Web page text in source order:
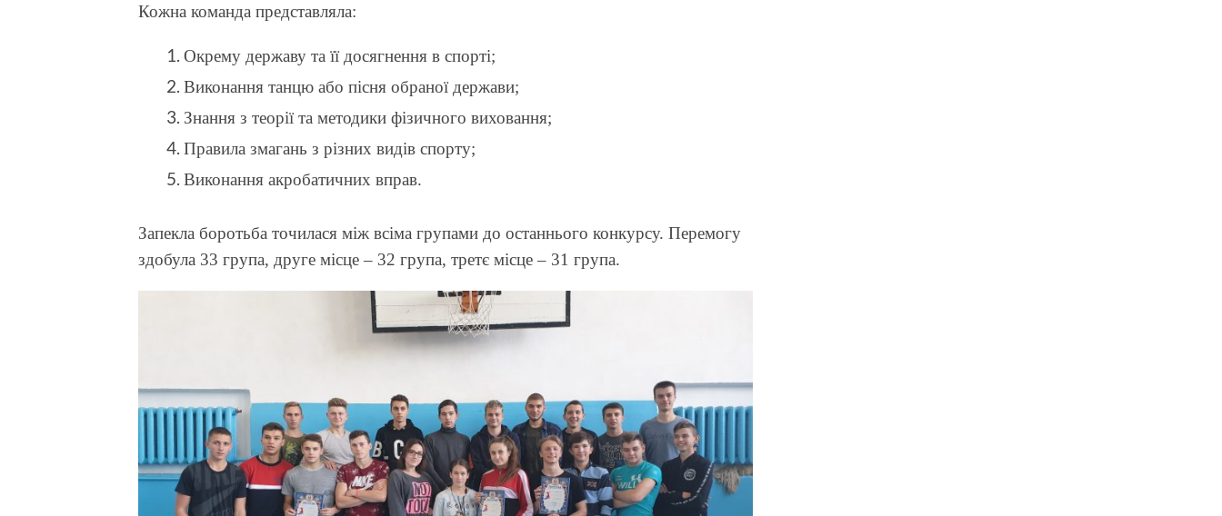
Кожна команда представляла:
Окрему державу та її досягнення в спорті;
Виконання танцю або пісня обраної держави;
Знання з теорії та методики фізичного виховання;
Правила змагань з різних видів спорту;
Виконання акробатичних вправ.
Запекла боротьба точилася між всіма групами до останнього конкурсу. Перемогу
здобула 33 група, друге місце – 32 група, третє місце – 31 група.